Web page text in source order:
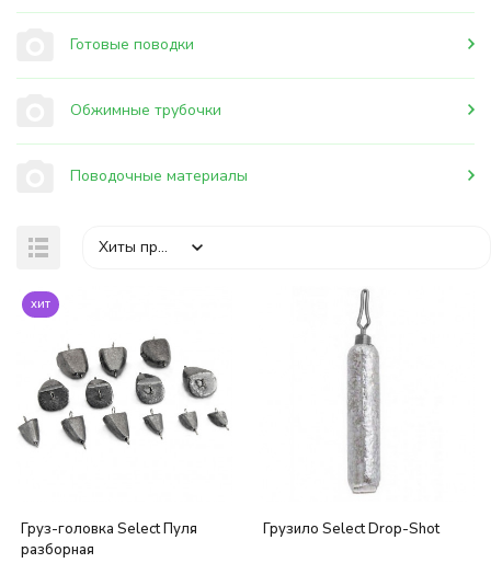
Готовые поводки
Обжимные трубочки
Поводочные материалы
Хиты продаж
покупателей
хит
Груз-головка Select Пуля
разборная
Грузило Select Drop-Shot